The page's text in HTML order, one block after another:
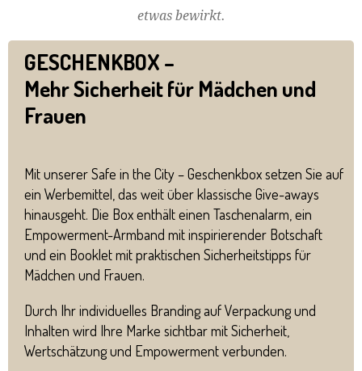
etwas bewirkt.
GESCHENKBOX –
Mehr Sicherheit für Mädchen und
Frauen
Mit unserer Safe in the City – Geschenkbox setzen Sie auf
ein Werbemittel, das weit über klassische Give-aways
hinausgeht. Die Box enthält einen Taschenalarm, ein
Empowerment-Armband mit inspirierender Botschaft
und ein Booklet mit praktischen Sicherheitstipps für
Mädchen und Frauen.
Durch Ihr individuelles Branding auf Verpackung und
Inhalten wird Ihre Marke sichtbar mit Sicherheit,
Wertschätzung und Empowerment verbunden.